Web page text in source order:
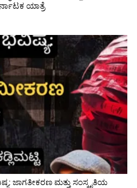
ಯಾತ್ರೆ
ಜಾಗತೀಕರಣ ಮತ್ತು ಸಂಸ್ಕೃತಿಯ